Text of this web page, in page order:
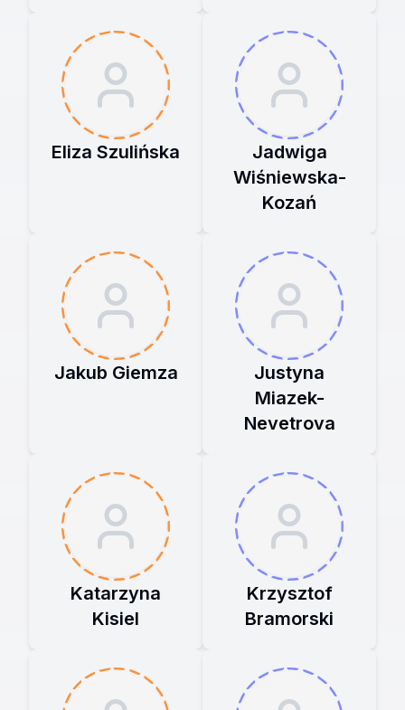
Eliza Szulińska
Jadwiga
Wiśniewska-
Kozań
Jakub Giemza
Justyna
Miazek-
Nevetrova
Katarzyna
Kisiel
Krzysztof
Bramorski